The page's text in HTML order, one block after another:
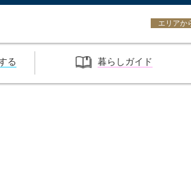
URBEST エリアか
る 暮らしガイド